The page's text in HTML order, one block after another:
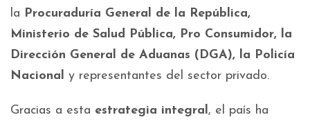
la Procuraduría General de la República,
Ministerio de Salud Pública, Pro Consumidor, la
Dirección General de Aduanas (DGA), la Policía
Nacional y representantes del sector privado.
Gracias a esta estrategia integral, el país ha